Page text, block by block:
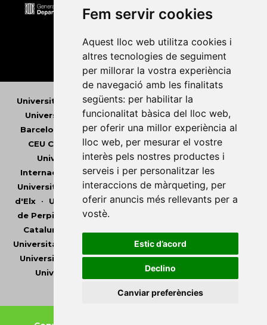
Fem servir cookies
Aquest lloc web utilitza cookies i
altres tecnologies de seguiment
per millorar la vostra experiència
de navegació amb les finalitats
següents: per habilitar la
funcionalitat bàsica del lloc web,
per oferir una millor experiència al
lloc web, per mesurar el vostre
interès pels nostres productes i
serveis i per personalitzar les
interaccions de màrqueting, per
oferir anuncis més rellevants per a
vostè.
Estic d’acord
Declino
Canviar preferències
Universitat Abat Oliba CEU•Universitat d'Alacant
Universitat d'Andorra•Universitat Autònoma de
Barcelona
Universitat de Barcelona•Universitat
CEU Cardenal Herrera•Universitat de Girona
Universitat de les Illes Balears•Universitat
Internacional de Catalunya •Universitat Jaume I
Universitat de Lleida•Universitat Miguel Hernández
d'Elx• Universitat Oberta de Catalunya•Universitat
de Perpinyà Via Domitia
Catalunya
Universitat Pompeu Fabra
•Universitat Ramon Llull
Universitat Rovira i Virgili•Universitat de Sàsser•
Universitat de València
•Universitat de Vic -